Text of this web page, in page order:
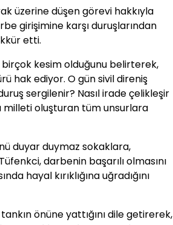
üzerine düşen görevi hakkıyla
girişimine karşı duruşlarından
etti.
kesim olduğunu belirterek,
hak ediyor. O gün sivil direniş
sergilenir? Nasıl irade çelikleşir
milleti oluşturan tüm unsurlara
duyar duymaz sokaklara,
darbenin başarılı olmasını
hayal kırıklığına uğradığını
önüne yattığını dile getirerek,